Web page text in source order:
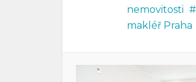
nemovitosti
makléř Praha